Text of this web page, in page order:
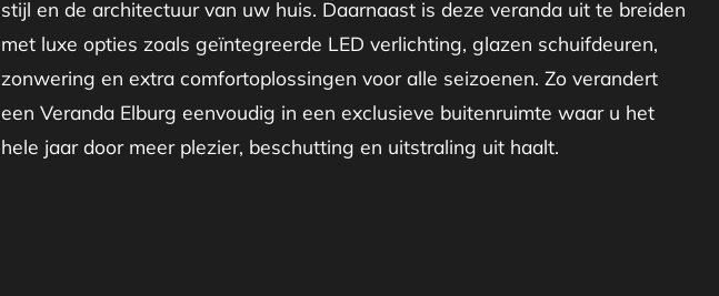
stijl en de architectuur van uw huis. Daarnaast is deze veranda uit te breiden
met luxe opties zoals geïntegreerde LED verlichting, glazen schuifdeuren,
zonwering en extra comfortoplossingen voor alle seizoenen. Zo verandert
een Veranda Elburg eenvoudig in een exclusieve buitenruimte waar u het
hele jaar door meer plezier, beschutting en uitstraling uit haalt.